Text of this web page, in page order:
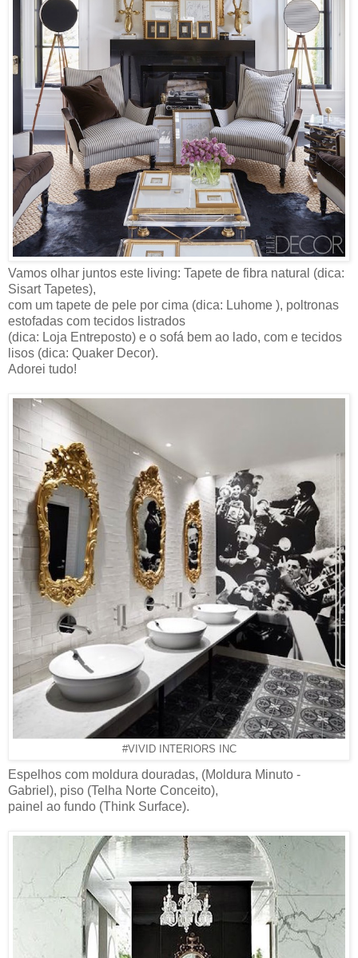
Vamos olhar juntos este living: Tapete de fibra natural (dica:
Sisart Tapetes),
com um tapete de pele por cima (dica: Luhome ), poltronas
estofadas com tecidos listrados
(dica: Loja Entreposto) e o sofá bem ao lado, com e tecidos
lisos (dica: Quaker Decor).
Adorei tudo!
#VIVID INTERIORS INC
Espelhos com moldura douradas, (Moldura Minuto -
Gabriel), piso (Telha Norte Conceito),
painel ao fundo (Think Surface).